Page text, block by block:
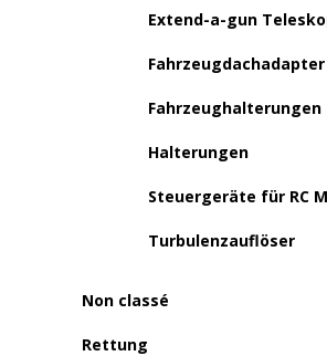
Extend-a-gun
Fahrzeugdachadapter
Fahrzeughalterungen
Halterungen
Steuergeräte für RC
Turbulenzauflöser
Non classé
Rettung